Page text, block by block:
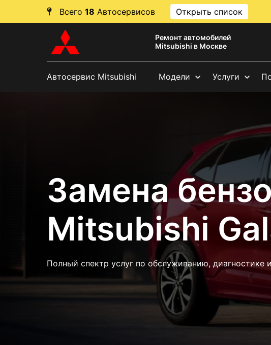
Всего 18 Автосервисов Открыть список
Ремонт автомобилей
Mitsubishi в Москве
Автосервис Mitsubishi Модели Услуги
Замена
Mitsubishi
Полный спектр услуг по обслуживанию, диагностике